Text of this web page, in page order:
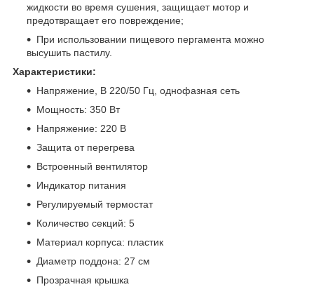
жидкости во время сушения, защищает мотор и
предотвращает его повреждение;
При использовании пищевого пергамента можно
высушить пастилу.
Характеристики:
Напряжение, В 220/50 Гц, однофазная сеть
Мощность: 350 Вт
Напряжение: 220 В
Защита от перегрева
Встроенный вентилятор
Индикатор питания
Регулируемый термостат
Количество секций: 5
Материал корпуса: пластик
Диаметр поддона: 27 см
Прозрачная крышка